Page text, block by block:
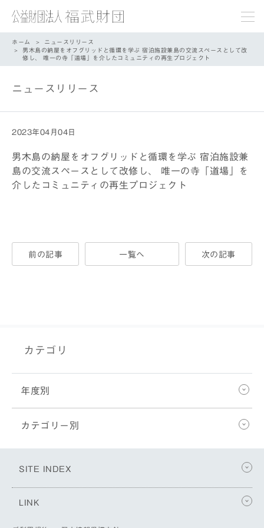
ホーム
ニュースリリース
男木島の納屋をオフグリッドと循環を学ぶ 宿泊施設兼島の交流スペースとして改
修し、 唯一の寺「道場」を介したコミュニティの再生プロジェクト
ニュースリリース
2023年04月04日
男木島の納屋をオフグリッドと循環を学ぶ 宿泊施設兼
島の交流スペースとして改修し、 唯一の寺「道場」を
介したコミュニティの再生プロジェクト
前の記事 一覧へ 次の記事
カテゴリ
年度別
カテゴリー別
SITE INDEX
LINK